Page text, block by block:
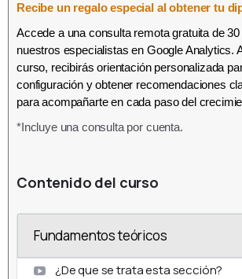
Recibe un regalo especial al obtener tu
Accede a una consulta remota gratuita de
nuestros especialistas en Google Analytics.
curso, recibirás orientación personalizada
configuración y obtener recomendaciones
para acompañarte en cada paso del
*Incluye una consulta por cuenta.
Contenido del curso
Fundamentos teóricos
¿De que se trata esta sección?